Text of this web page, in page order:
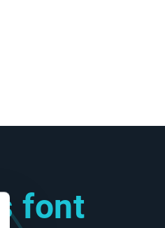
font